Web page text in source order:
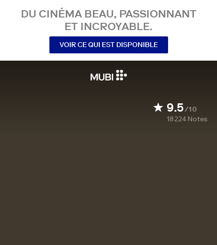
DU CINÉMA BEAU, PASSIONNANT
ET INCROYABLE.
VOIR CE QUI EST DISPONIBLE
9.5/10
18 224 Notes